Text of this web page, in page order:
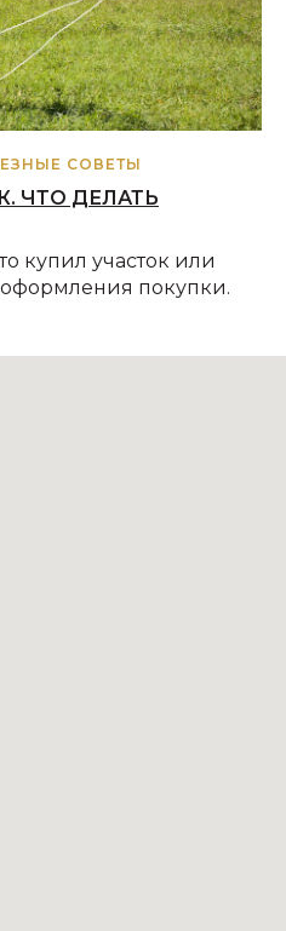
СОВЕТЫ
МАНСАРДНЫЙ ЭТАЖ
мансарды
СОВЕТЫ
ЧТО ДЕЛАТЬ
купил участок или
покупки.